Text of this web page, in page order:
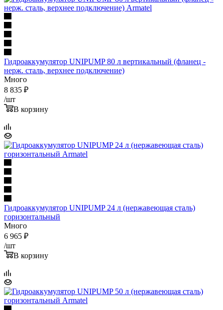
Гидроаккумулятор UNIPUMP 80 л вертикальный (фланец -
нерж. сталь, верхнее подключение)
Много
8 835 ₽
/шт
В корзину
Гидроаккумулятор UNIPUMP 24 л (нержавеющая сталь)
горизонтальный
Много
6 965 ₽
/шт
В корзину